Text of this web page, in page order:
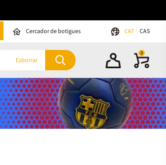
Cercador de botigues CAT CAS
Esborrar
0